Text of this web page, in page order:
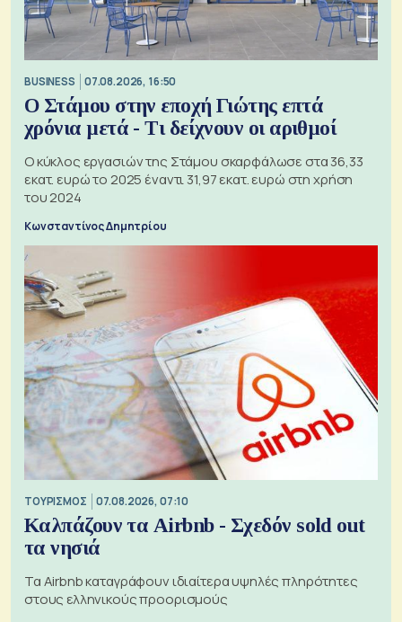
BUSINESS 07.08.2026, 16:50
Ο Στάμου στην εποχή Γιώτης επτά
χρόνια μετά - Τι δείχνουν οι αριθμοί
Ο κύκλος εργασιών της Στάμου σκαρφάλωσε στα 36,33
εκατ. ευρώ το 2025 έναντι 31,97 εκατ. ευρώ στη χρήση
του 2024
Κωνσταντίνος Δημητρίου
ΤΟΥΡΙΣΜΟΣ 07.08.2026, 07:10
Καλπάζουν τα Airbnb - Σχεδόν sold out
τα νησιά
Τα Airbnb καταγράφουν ιδιαίτερα υψηλές πληρότητες
στους ελληνικούς προορισμούς